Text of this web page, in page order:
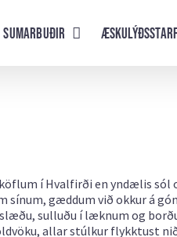
Sumarbuðir
í Hvalfirði en yndælis
sínum, gæddum við okkur á
sulluðu í læknum og
allar stúlkur flykktust